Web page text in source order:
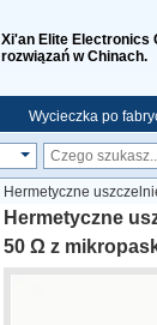
Xi'an Elite Electronics
rozwiązań w Chinach.
Wycieczka po
Hermetyczne
Hermetyczne
50 Ω z